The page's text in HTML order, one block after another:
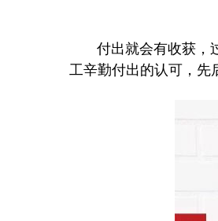
付出就会有收获，
工辛勤付出的认可，先